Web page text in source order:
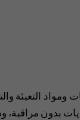
ومواد
بدون مراقبة،